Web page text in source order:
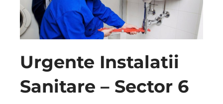
Urgente Instalatii
Sanitare – Sector 6